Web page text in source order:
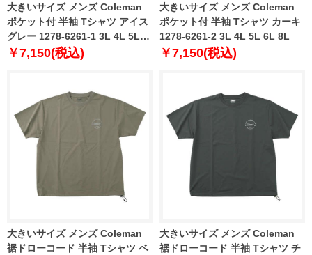
大きいサイズ メンズ Coleman
ポケット付 半袖 Tシャツ アイス
グレー 1278-6261-1 3L 4L 5L
6L 8L
￥7,150(税込)
大きいサイズ メンズ Coleman
ポケット付 半袖 Tシャツ カーキ
1278-6261-2 3L 4L 5L 6L 8L
￥7,150(税込)
大きいサイズ メンズ Coleman
裾ドローコード 半袖 Tシャツ ベ
大きいサイズ メンズ Coleman
裾ドローコード 半袖 Tシャツ チ